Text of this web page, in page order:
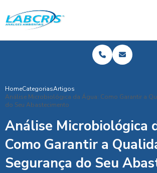
HomeCategoriasArtigos
Análise Microbiológica da Água: Como Garantir a
do Seu Abastecimento
Análise Microbiológica
Como Garantir a
Segurança do Seu